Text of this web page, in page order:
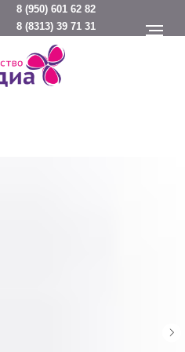
8 (950) 601 62 82
8 (8313) 39 71 31